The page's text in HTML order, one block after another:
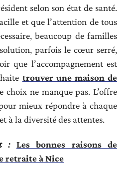
selon son état de santé.
et que l’attention de tous
beaucoup de familles
parfois le cœur serré,
que l’accompagnement est
trouver une maison de
choix ne manque pas. L’offre
mieux répondre à chaque
à la diversité des attentes.
:
Les bonnes raisons de
retraite à Nice